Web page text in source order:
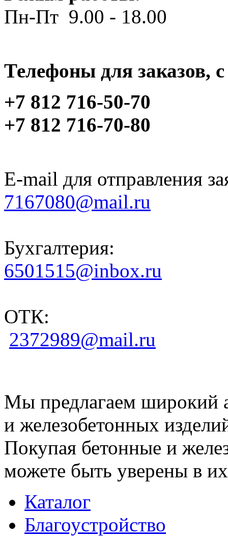
Пн-Пт 9.00 - 18.00
Телефоны для заказов,
+7 812 716-50-70
+7 812 716-70-80
E-mail для отправления
7167080@mail.ru
Бухгалтерия:
6501515@inbox.ru
ОТК:
2372989@mail.ru
Мы предлагаем широкий
и железобетонных
Покупая бетонные и
можете быть уверены в их
Каталог
Благоустройство